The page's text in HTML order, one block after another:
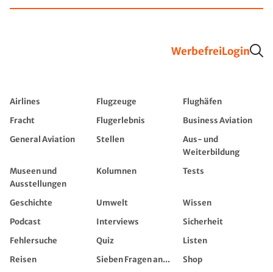
WerbefreiLogin
Airlines Flugzeuge
Flughäfen
Fracht
Flugerlebnis
Business Aviation
General Aviation
Stellen
Aus- und
Weiterbildung
Museen und
Ausstellungen
Kolumnen Tests
Geschichte Umwelt
Wissen
Podcast
Interviews
Sicherheit
Fehlersuche
Quiz
Listen
Reisen
Sieben Fragen an...
Shop